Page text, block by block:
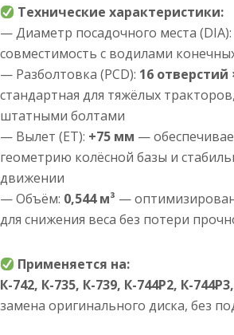
Технические характеристики:
— Диаметр посадочного места (DIA):
совместимость с водилами
— Разболтовка (PCD): 16 отверстий
стандартная для тяжёлых
штатными болтами
— Вылет (ET): +75 мм —
геометрию колёсной базы и
движении
— Объём: 0,544 м³ —
для снижения веса без потери
Применяется на:
К-742, К-735, К-739, К-744Р2, К-
замена оригинального диска, без